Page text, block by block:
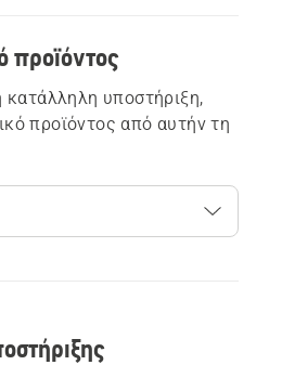
προϊόντος
κατάλληλη υποστήριξη,
προϊόντος από αυτήν τη